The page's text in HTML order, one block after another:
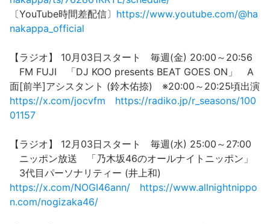
〔YouTube時間差配信〕 https://www.youtube.com/@ha
nakappa_official
【ラジオ】 10月03日スタート 毎週(金) 20:00～20:56
FM FUJI 「DJ KOO presents BEAT GOES ON」 A
面[前半]アシスタント (鈴木佑捺) ※20:00～20:25頃出演
https://x.com/jocvfm
https://radiko.jp/r_seasons/100
01157
【ラジオ】 12月03日スタート 毎週(水) 25:00～27:00
ニッポン放送 「乃木坂46のオールナイトニッポン」
3代目パーソナリティー (井上和)
https://x.com/NOGI46ann/
https://www.allnightnippo
n.com/nogizaka46/